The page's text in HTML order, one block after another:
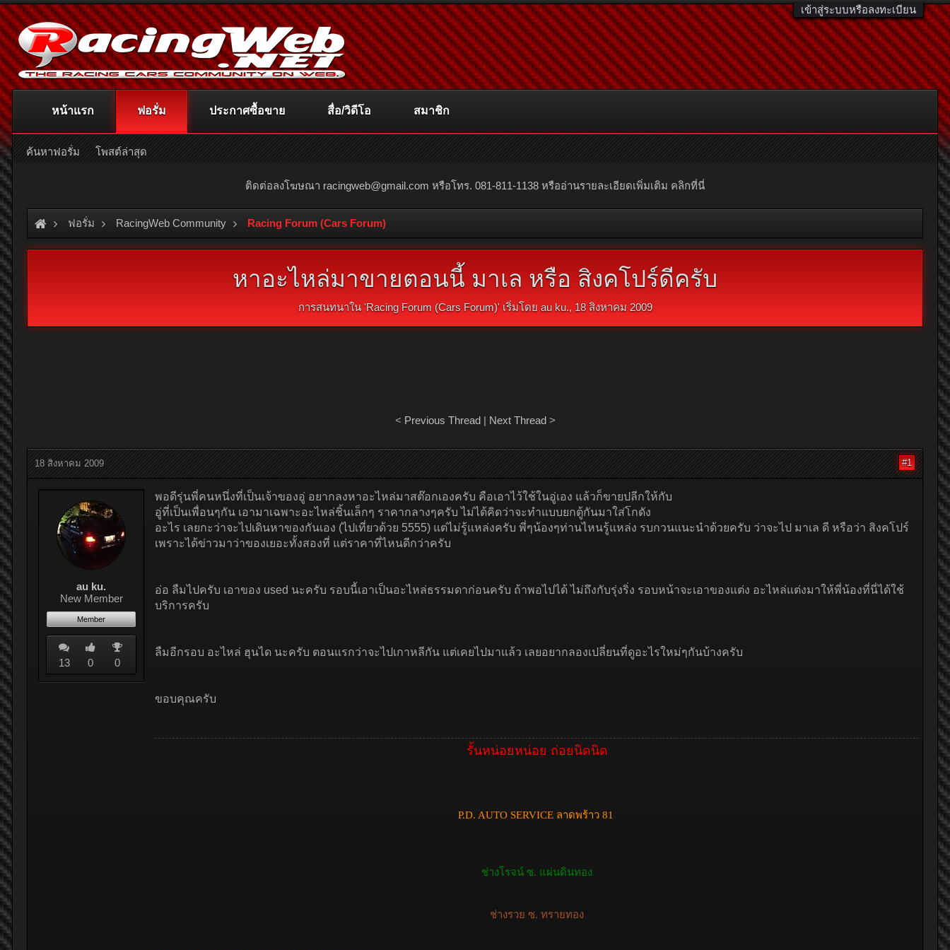
เข้าสู่ระบบหรือลงทะเบียน
ติดต่อลงโฆษณา racingweb@gmail.com หรือโทร. 081-811-1138 หรืออ่านรายละเอียดเพิ่มเติม คลิกที่นี่
ฟอรั่ม RacingWeb Community Racing Forum (Cars Forum)
หาอะไหล่มาขายตอนนี้ มาเล หรือ สิงคโปร์ดีครับ
การสนทนาใน 'Racing Forum (Cars Forum)' เริ่มโดย au ku., 18 สิงหาคม 2009
< Previous Thread| Next Thread>
18 สิงหาคม 2009 #1
au ku.
New Member
Member
13 0 0
พอดีรุ่นพี่คนหนึ่งที่เป็นเจ้าของอู่ อยากลงหาอะไหล่มาสต๊อกเองครับ คือเอาไว้ใช้ในอู่เอง แล้วก็ขายปลีกให้กับ
อู่ที่เป็นเพื่อนๆกัน เอามาเฉพาะอะไหล่ชิ้นเล็กๆ ราคากลางๆครับ ไม่ได้คิดว่าจะทำแบบยกตู้กันมาใส่โกดัง
อะไร เลยกะว่าจะไปเดินหาของกันเอง (ไปเที่ยวด้วย 5555) แต่ไม่รู้แหล่งครับ พี่ๆน้องๆท่านไหนรู้แหล่ง รบกวนแนะนำด้วยครับ ว่าจะไป มาเล ดี หรือว่า สิงคโปร์
เพราะได้ข่าวมาว่าของเยอะทั้งสองที่ แต่ราคาที่ไหนดีกว่าครับ
อ่อ ลืมไปครับ เอาของ used นะครับ รอบนี้เอาเป็นอะไหล่ธรรมดาก่อนครับ ถ้าพอไปได้ ไม่ถึงกับรุ่งริ่ง รอบหน้าจะเอาของแต่ง อะไหล่แต่งมาให้พี่น้องที่นี่ได้ใช้
บริการครับ
ลืมอีกรอบ อะไหล่ ฮุนได นะครับ ตอนแรกว่าจะไปเกาหลีกัน แต่เคยไปมาแล้ว เลยอยากลองเปลี่ยนที่ดูอะไรใหม่ๆกันบ้างครับ
ขอบคุณครับ
รั้นหน่อยหน่อย ถ่อยนิดนิด
P.D. AUTO SERVICE ลาดพร้าว 81 ​
ช่างโรจน์ ซ. แผ่นดินทอง​
ช่างรวย ซ. ทรายทอง​
หน้าแรก ฟอรั่ม
ค้นหาฟอรั่ม โพสต์ล่าสุด
ประกาศซื้อขาย สื่อ/วิดีโอ สมาชิก